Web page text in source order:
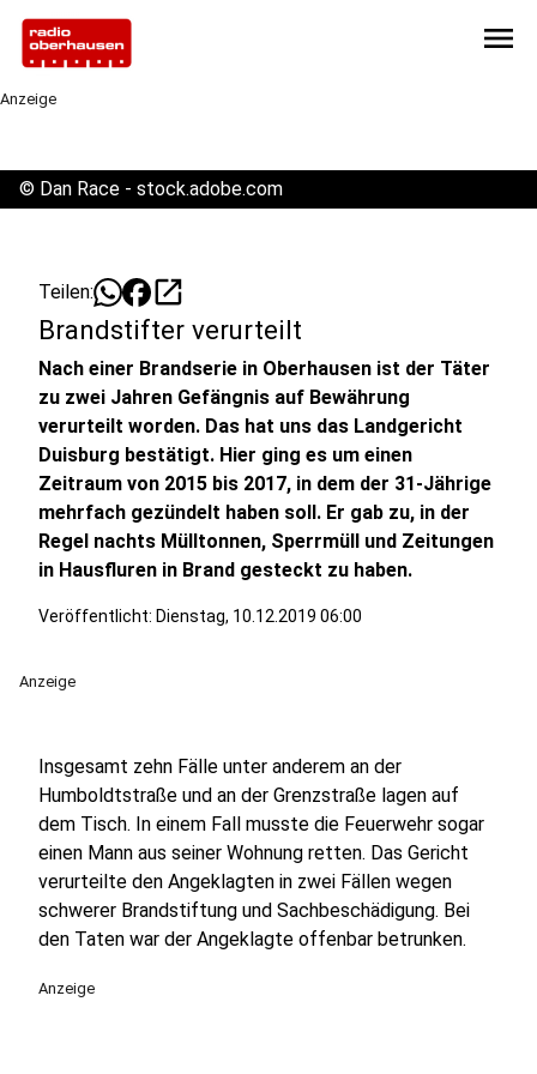
menu
Anzeige
© Dan Race - stock.adobe.com
Teilen: open_in_new
Brandstifter verurteilt
Nach einer Brandserie in Oberhausen ist der Täter
zu zwei Jahren Gefängnis auf Bewährung
verurteilt worden. Das hat uns das Landgericht
Duisburg bestätigt. Hier ging es um einen
Zeitraum von 2015 bis 2017, in dem der 31-Jährige
mehrfach gezündelt haben soll. Er gab zu, in der
Regel nachts Mülltonnen, Sperrmüll und Zeitungen
in Hausfluren in Brand gesteckt zu haben.
Veröffentlicht: Dienstag, 10.12.2019 06:00
Anzeige
Insgesamt zehn Fälle unter anderem an der
Humboldtstraße und an der Grenzstraße lagen auf
dem Tisch. In einem Fall musste die Feuerwehr sogar
einen Mann aus seiner Wohnung retten. Das Gericht
verurteilte den Angeklagten in zwei Fällen wegen
schwerer Brandstiftung und Sachbeschädigung. Bei
den Taten war der Angeklagte offenbar betrunken.
Anzeige